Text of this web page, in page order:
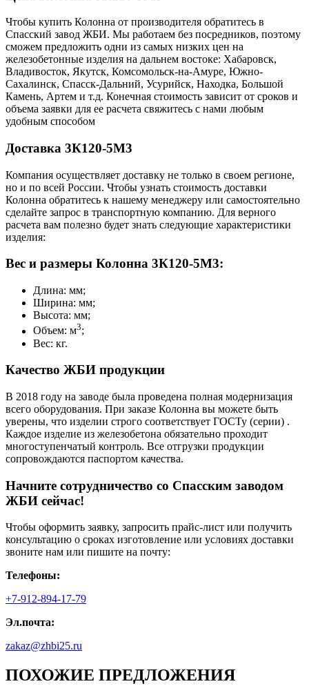
Чтобы купить Колонна от производителя обратитесь в
Cпасский завод ЖБИ. Мы работаем без посредников, поэтому
сможем предложить одни из самых низких цен на
железобетонные изделия на дальнем востоке: Хабаровск,
Владивосток, Якутск, Комсомольск-на-Амуре, Южно-
Сахалинск, Спасск-Дальний, Усурийск, Находка, Большой
Камень, Артем и т.д. Конечная стоимость зависит от сроков и
объема заявки для ее расчета свяжитесь с нами любым
удобным способом
Доставка 3К120-5М3
Компания осуществляет доставку не только в своем регионе,
но и по всей России. Чтобы узнать стоимость доставки
Колонна обратитесь к нашему менеджеру или самостоятельно
сделайте запрос в транспортную компанию. Для верного
расчета вам полезно будет знать следующие характеристики
изделия:
Вес и размеры Колонна 3К120-5М3:
Длина: мм;
Ширина: мм;
Высота: мм;
Объем: м3;
Вес: кг.
Качество ЖБИ продукции
В 2018 году на заводе была проведена полная модернизация
всего оборудования. При заказе Колонна вы можете быть
уверены, что изделии строго соответствует ГОСТу (серии) .
Каждое изделие из железобетона обязательно проходит
многоступенчатый контроль. Все отгрузки продукции
сопровождаются паспортом качества.
Начните сотрудничество со Cпасским заводом
ЖБИ сейчас!
Чтобы оформить заявку, запросить прайс-лист или получить
консультацию о сроках изготовление или условиях доставки
звоните нам или пишите на почту:
Телефоны:
+7-912-894-17-79
Эл.почта:
zakaz@zhbi25.ru
ПОХОЖИЕ ПРЕДЛОЖЕНИЯ